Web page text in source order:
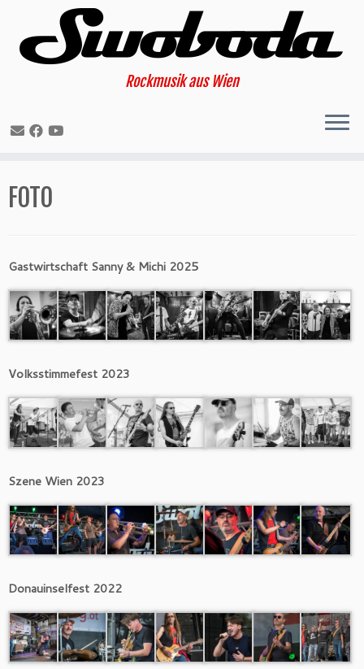
to
Rockmusik aus Wien
FOTO
Gastwirtschaft Sanny & Michi 2025
Volksstimmefest 2023
Szene Wien 2023
Donauinselfest 2022